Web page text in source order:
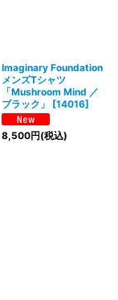
Imaginary Foundation
メンズTシャツ
「Mushroom Mind ／
ブラック」
[14016]
8,500円(税込)